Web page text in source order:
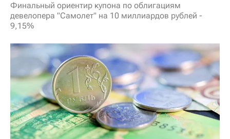
Финальный ориентир купона по облигациям
девелопера "Самолет" на 10 миллиардов рублей -
9,15%